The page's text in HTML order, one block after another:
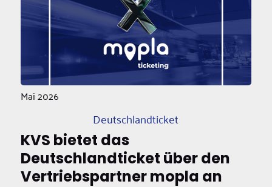
Mai 2026
Deutschlandticket
KVS bietet das
Deutschlandticket über den
Vertriebspartner mopla an